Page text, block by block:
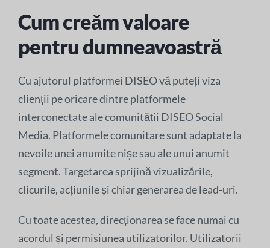
Cum creăm valoare
pentru dumneavoastră
Cu ajutorul platformei DISEO vă puteți viza
clienții pe oricare dintre platformele
interconectate ale comunității DISEO Social
Media. Platformele comunitare sunt adaptate la
nevoile unei anumite nișe sau ale unui anumit
segment. Targetarea sprijină vizualizările,
clicurile, acțiunile și chiar generarea de lead-uri.
Cu toate acestea, direcționarea se face numai cu
acordul și permisiunea utilizatorilor. Utilizatorii